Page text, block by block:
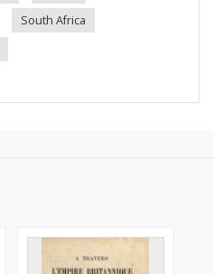
South Africa